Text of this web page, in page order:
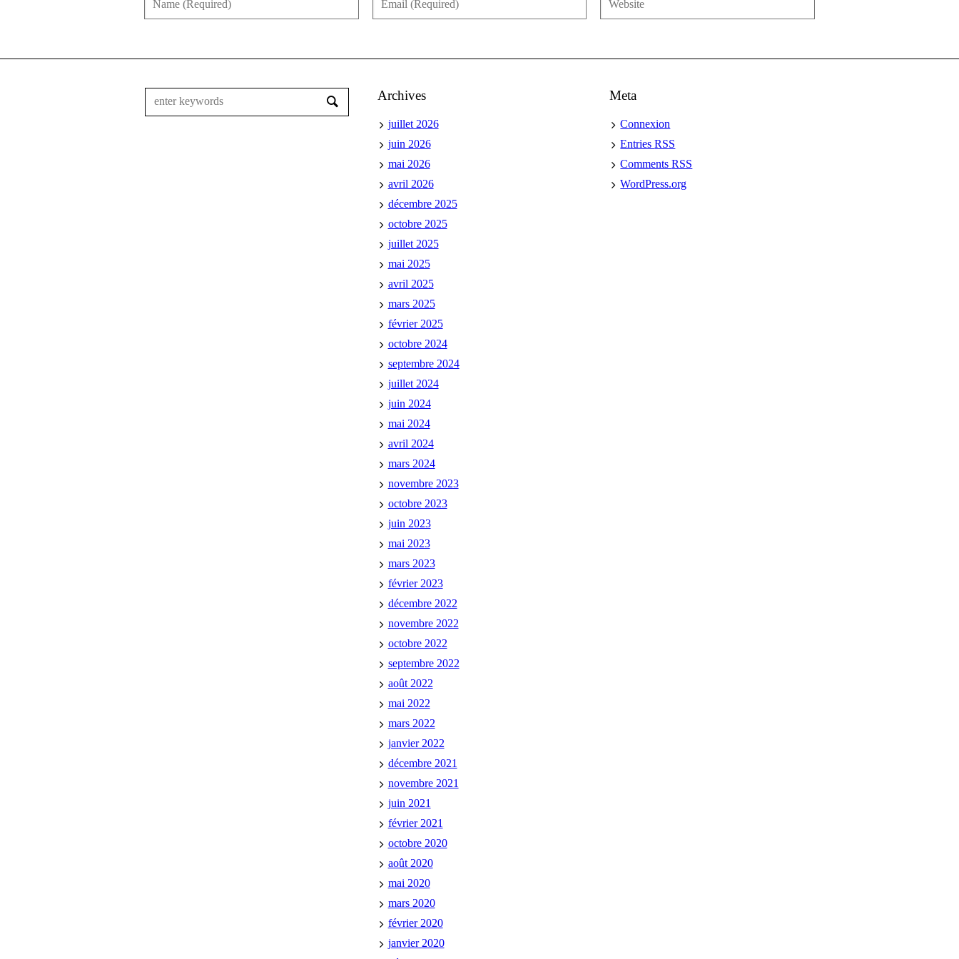
Archives
juillet 2026
juin 2026
mai 2026
avril 2026
décembre 2025
octobre 2025
juillet 2025
mai 2025
avril 2025
mars 2025
février 2025
octobre 2024
septembre 2024
juillet 2024
juin 2024
mai 2024
avril 2024
mars 2024
novembre 2023
octobre 2023
juin 2023
mai 2023
mars 2023
février 2023
décembre 2022
novembre 2022
octobre 2022
septembre 2022
août 2022
mai 2022
mars 2022
janvier 2022
décembre 2021
novembre 2021
juin 2021
février 2021
octobre 2020
août 2020
mai 2020
mars 2020
février 2020
janvier 2020
Meta
Connexion
EntriesRSS
CommentsRSS
WordPress.org